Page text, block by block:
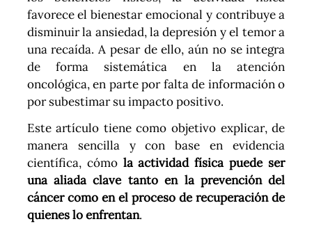
favorece el bienestar emocional y contribuye a
disminuir la ansiedad, la depresión y el temor a
una recaída. A pesar de ello, aún no se integra
de forma sistemática en la atención
oncológica, en parte por falta de información o
por subestimar su impacto positivo.
Este artículo tiene como objetivo explicar, de
manera sencilla y con base en evidencia
científica, cómo la actividad física puede ser
una aliada clave tanto en la prevención del
cáncer como en el proceso de recuperación de
quienes lo enfrentan.